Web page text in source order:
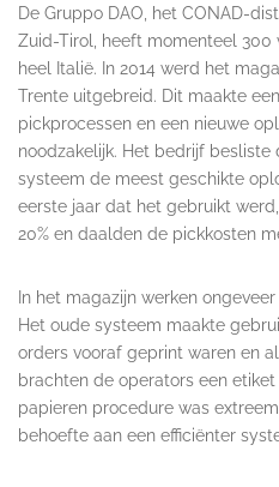
De Gruppo DAO, het CONAD-
Zuid-Tirol, heeft momenteel 300
heel Italië. In 2014 werd het
Trente uitgebreid. Dit maakte
pickprocessen en een nieuwe
noodzakelijk. Het bedrijf besliste
systeem de meest geschikte
eerste jaar dat het gebruikt
20% en daalden de pickkosten
In het magazijn werken
Het oude systeem maakte
orders vooraf geprint waren en
brachten de operators een
papieren procedure was
behoefte aan een efficiënter